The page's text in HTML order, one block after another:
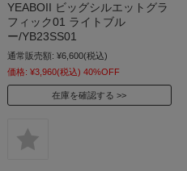
YEABOII ビッグシルエットグラ
フィック01 ライトブル
ー/YB23SS01
通常販売額: ¥6,600(税込)
価格: ¥3,960(税込) 40%OFF
在庫を確認する